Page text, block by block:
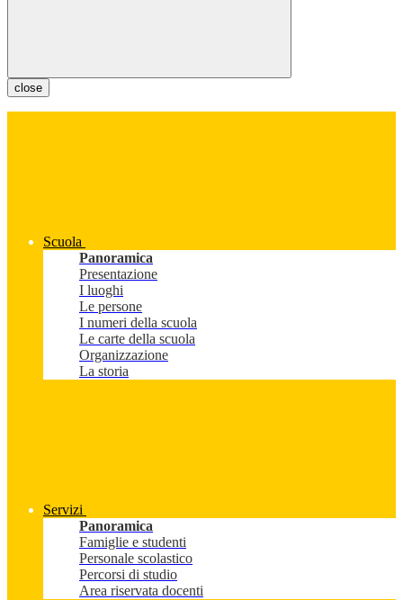
close
Scuola
Panoramica
Presentazione
I luoghi
Le persone
I numeri della scuola
Le carte della scuola
Organizzazione
La storia
Servizi
Panoramica
Famiglie e studenti
Personale scolastico
Percorsi di studio
Area riservata docenti